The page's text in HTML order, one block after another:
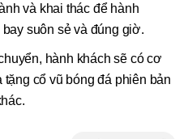
và khai thác để hành
suôn sẻ và đúng giờ.
hành khách sẽ có cơ
cổ vũ bóng đá phiên bản